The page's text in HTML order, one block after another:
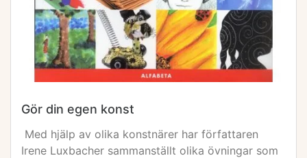
Gör din egen konst
Med hjälp av olika konstnärer har författaren
Irene Luxbacher sammanställt olika övningar som